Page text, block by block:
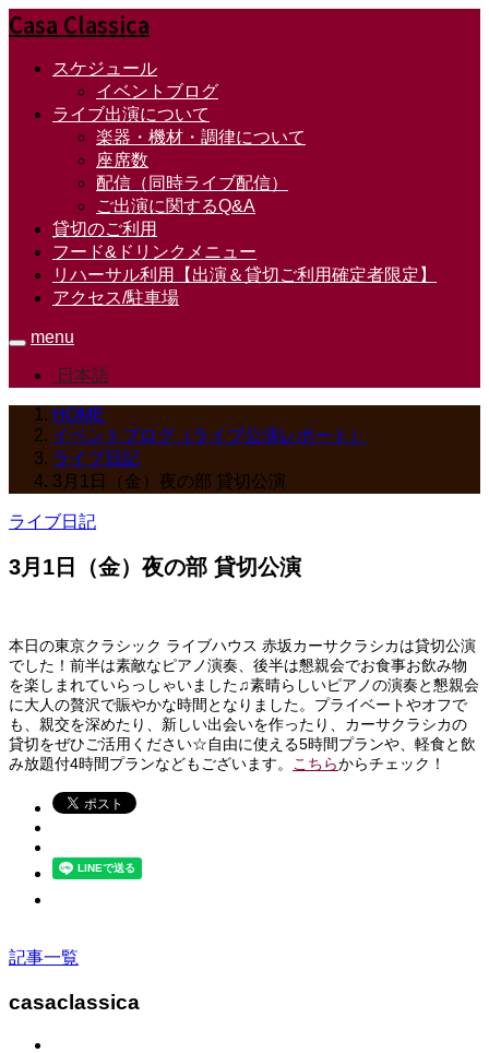
Casa Classica
スケジュール
イベントブログ
ライブ出演について
楽器・機材・調律について
座席数
配信（同時ライブ配信）
ご出演に関するQ&A
貸切のご利用
フード&ドリンクメニュー
リハーサル利用【出演＆貸切ご利用確定者限定】
アクセス/駐車場
menu
日本語
HOME
イベントブログ（ライブ公演レポート）
ライブ日記
3月1日（金）夜の部 貸切公演
ライブ日記
3月1日（金）夜の部 貸切公演
本日の東京クラシック ライブハウス 赤坂カーサクラシカは貸切公演
でした！前半は素敵なピアノ演奏、後半は懇親会でお食事お飲み物
を楽しまれていらっしゃいました♫素晴らしいピアノの演奏と懇親会
に大人の贅沢で賑やかな時間となりました。プライベートやオフで
も、親交を深めたり、新しい出会いを作ったり、カーサクラシカの
貸切をぜひご活用ください☆自由に使える5時間プランや、軽食と飲
み放題付4時間プランなどもございます。
こちらからチェック！
記事一覧
casaclassica